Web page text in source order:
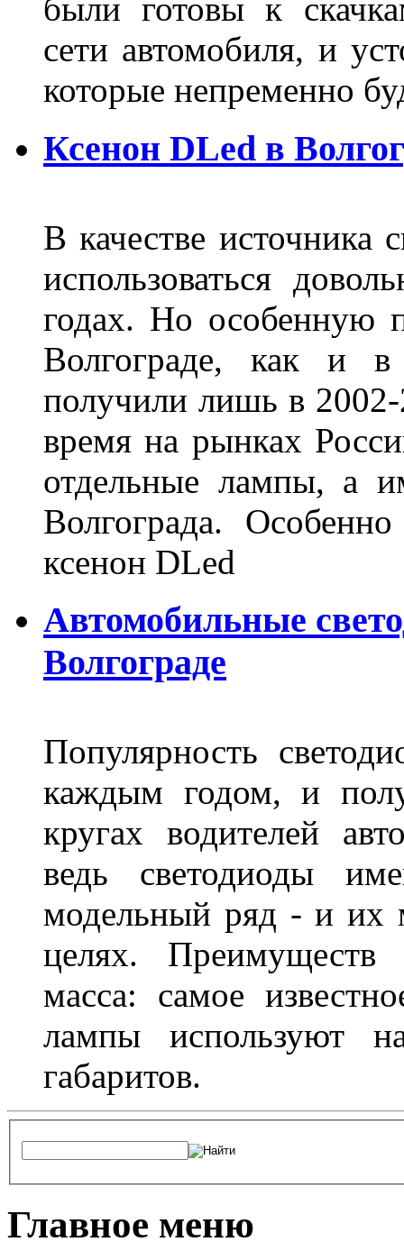
были готовы к
сети автомобиля, и
которые непременно
Ксенон DLed в
В качестве источника
использоваться
годах. Но особенную
Волгограде, как и
получили лишь в
время на рынках
отдельные лампы, а
Волгограда.
ксенон DLed
Автомобильные
Волгограде
Популярность
каждым годом, и
кругах водителей
ведь светодиоды
модельный ряд - и их
целях.
масса: самое
лампы используют
габаритов.
Главное меню